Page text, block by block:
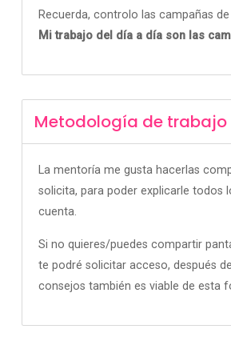
Recuerda, controlo las campañas
Mi trabajo del día a día son las
Metodología de trabajo
La mentoría me gusta hacerlas
solicita, para poder explicarle todos
cuenta.
Si no quieres/puedes compartir
te podré solicitar acceso, después
consejos también es viable de esta